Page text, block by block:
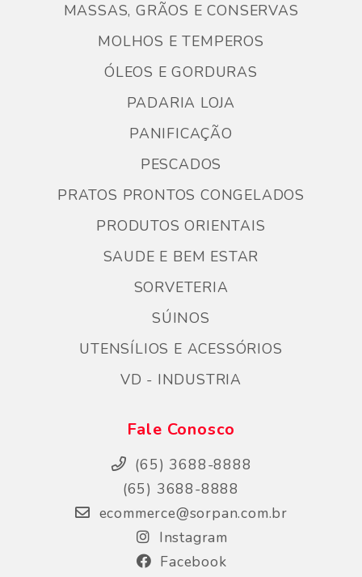
MASSAS, GRÃOS E CONSERVAS
MOLHOS E TEMPEROS
ÓLEOS E GORDURAS
PADARIA LOJA
PANIFICAÇÃO
PESCADOS
PRATOS PRONTOS CONGELADOS
PRODUTOS ORIENTAIS
SAUDE E BEM ESTAR
SORVETERIA
SÚINOS
UTENSÍLIOS E ACESSÓRIOS
VD - INDUSTRIA
Fale Conosco
(65) 3688-8888
(65) 3688-8888
ecommerce@sorpan.com.br
Instagram
Facebook